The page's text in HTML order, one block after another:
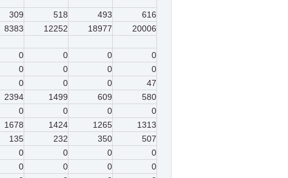
309 518 493
616
8383 12252 18977
20006
0 0 0
0
0 0 0
0
0 0 0
47
2394 1499 609
580
0 0 0
0
1678 1424 1265
1313
135 232 350
507
0 0 0
0
0 0 0
0